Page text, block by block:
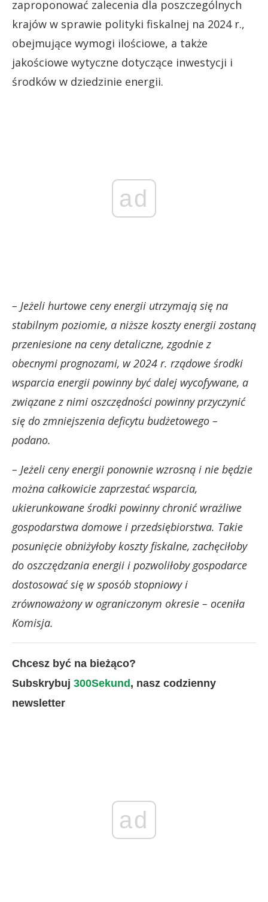
zaproponować zalecenia dla poszczególnych
krajów w sprawie polityki fiskalnej na 2024 r.,
obejmujące wymogi ilościowe, a także
jakościowe wytyczne dotyczące inwestycji i
środków w dziedzinie energii.
ad
– Jeżeli hurtowe ceny energii utrzymają się na
stabilnym poziomie, a niższe koszty energii zostaną
przeniesione na ceny detaliczne, zgodnie z
obecnymi prognozami, w 2024 r. rządowe środki
wsparcia energii powinny być dalej wycofywane, a
związane z nimi oszczędności powinny przyczynić
się do zmniejszenia deficytu budżetowego –
podano.
– Jeżeli ceny energii ponownie wzrosną i nie będzie
można całkowicie zaprzestać wsparcia,
ukierunkowane środki powinny chronić wrażliwe
gospodarstwa domowe i przedsiębiorstwa. Takie
posunięcie obniżyłoby koszty fiskalne, zachęciłoby
do oszczędzania energii i pozwoliłoby gospodarce
dostosować się w sposób stopniowy i
zrównoważony w ograniczonym okresie – oceniła
Komisja.
Chcesz być na bieżąco?
Subskrybuj 300Sekund, nasz codzienny
newsletter
ad